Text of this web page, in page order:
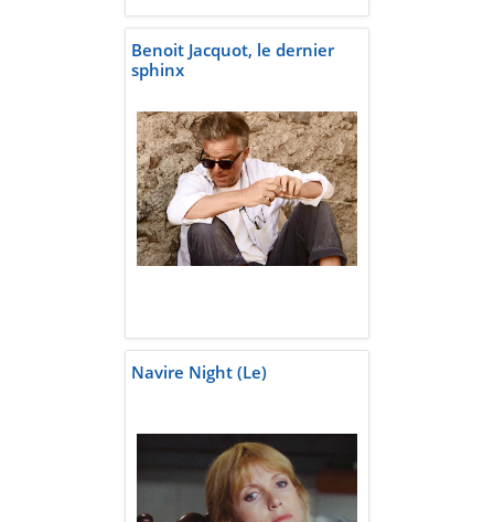
Benoit Jacquot, le dernier
sphinx
Navire Night (Le)